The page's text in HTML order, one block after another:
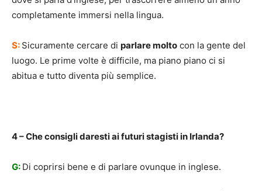
completamente immersi nella lingua.
S: Sicuramente cercare di parlare molto con la gente del
luogo. Le prime volte è difficile, ma piano piano ci si
abitua e tutto diventa più semplice.
4 – Che consigli daresti ai futuri stagisti in Irlanda?
G: Di coprirsi bene e di parlare ovunque in inglese.